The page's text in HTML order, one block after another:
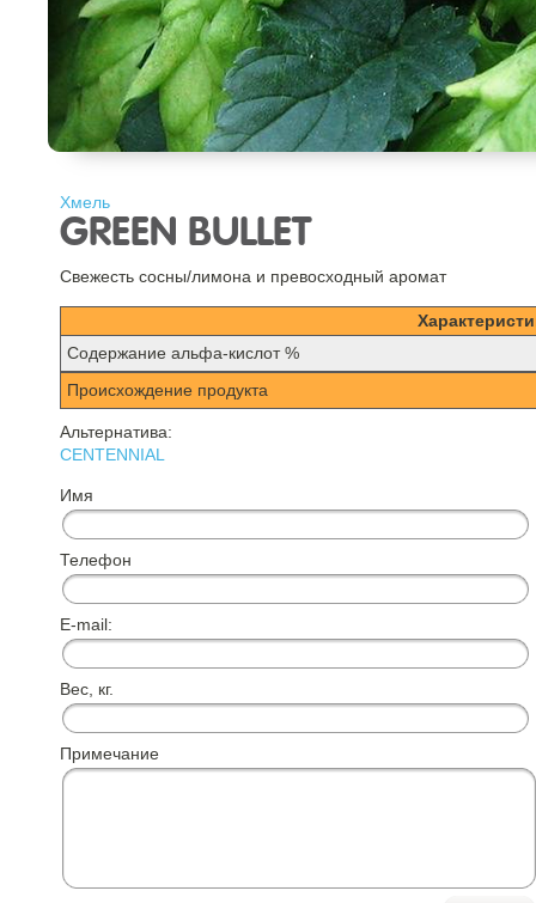
Хмель
GREEN BULLET
Свежесть сосны/лимона и превосходный аромат
Содержание альфа-кислот %
Происхождение продукта
Альтернатива:
CENTENNIAL
Имя
Телефон
E-mail:
Вес, кг.
Примечание